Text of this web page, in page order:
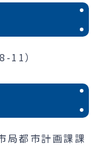
11）
局都市計画課課